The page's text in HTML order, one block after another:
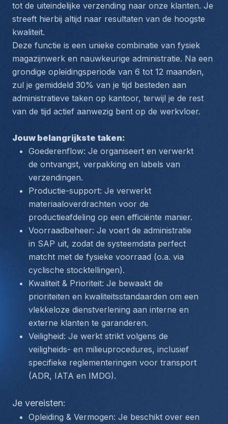
tot de uiteindelijke verzending naar onze klanten. Je
streeft hierbij altijd naar resultaten van de hoogste
kwaliteit.
Deze functie is een unieke combinatie van fysiek
magazijnwerk en nauwkeurige administratie. Na een
grondige opleidingsperiode van 6 tot 12 maanden,
zul je gemiddeld 30% van je tijd besteden aan
administratieve taken op kantoor, terwijl je de rest
van de tijd actief aanwezig bent op de werkvloer.
Jouw belangrijkste taken:
Goederenflow: Je organiseert en verwerkt
de ontvangst, verpakking en labels van
verzendingen.
Productie-support: Je verwerkt
materiaaloverdrachten voor de
productieafdeling op een efficiënte manier.
Voorraadbeheer: Je voert de administratie
in SAP uit, zodat de systeemdata perfect
matcht met de fysieke voorraad (o.a. via
cyclische stocktellingen).
Kwaliteit & Prioriteit: Je bewaakt de
prioriteiten en kwaliteitsstandaarden om een
vlekkeloze dienstverlening aan interne en
externe klanten te garanderen.
Veiligheid: Je werkt strikt volgens de
veiligheids- en milieuprocedures, inclusief
specifieke reglementeringen voor transport
(ADR, IATA en IMDG).
Je vereisten:
Opleiding & Vermogen: Je beschikt over een